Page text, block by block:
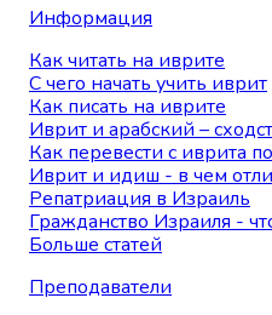
Информация
Как читать на иврите
С чего начать учить иврит
Как писать на иврите
Иврит и арабский –
Как перевести с иврита
Иврит и идиш - в чем
Репатриация в Израиль
Гражданство Израиля -
Больше статей
Преподаватели